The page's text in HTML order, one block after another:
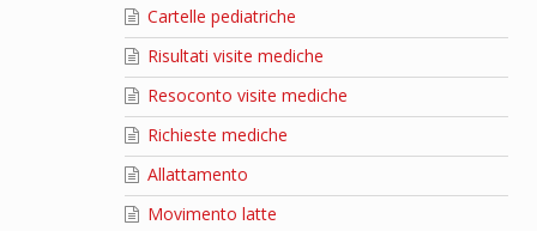
Cartelle pediatriche
Risultati visite mediche
Resoconto visite mediche
Richieste mediche
Allattamento
Movimento latte